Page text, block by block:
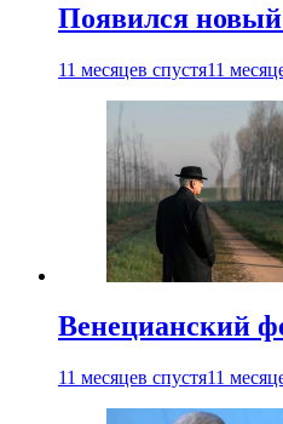
Появился новый
11 месяцев спустя11
Венецианский
11 месяцев спустя11